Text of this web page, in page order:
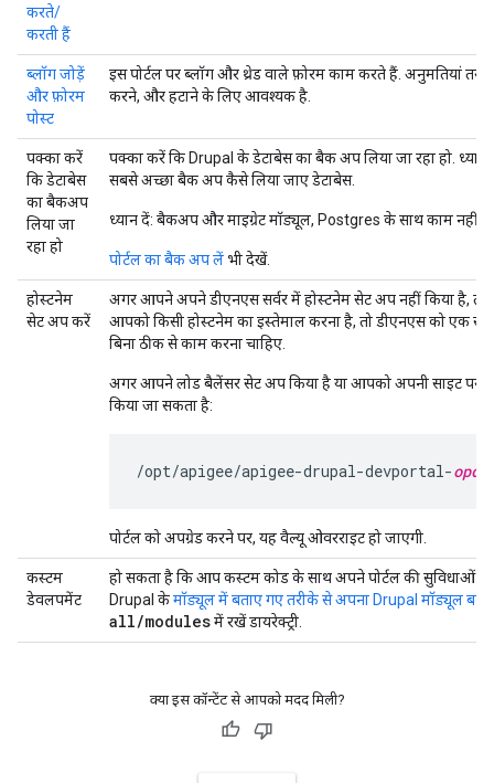
करते/
करती हैं
ब्लॉग जोड़ें
और फ़ोरम
पोस्ट
इस पोर्टल पर ब्लॉग और थ्रेड वाले फ़ोरम काम करते हैं. अनुमतियां
करने, और हटाने के लिए आवश्यक है.
पक्का करें
कि डेटाबेस
का बैकअप
लिया जा
रहा हो
पक्का करें कि Drupal के डेटाबेस का बैक अप लिया जा रहा हो.
सबसे अच्छा बैक अप कैसे लिया जाए डेटाबेस.
ध्यान दें: बैकअप और माइग्रेट मॉड्यूल, Postgres के साथ काम नहीं
पोर्टल का बैक अप लें भी देखें.
होस्टनेम
सेट अप करें
अगर आपने अपने डीएनएस सर्वर में होस्टनेम सेट अप नहीं किया है,
आपको किसी होस्टनेम का इस्तेमाल करना है, तो डीएनएस को एक
बिना ठीक से काम करना चाहिए.
अगर आपने लोड बैलेंसर सेट अप किया है या आपको अपनी साइट पर
किया जा सकता है:
/opt/apigee/apigee-drupal-devportal-
पोर्टल को अपग्रेड करने पर, यह वैल्यू ओवरराइट हो जाएगी.
कस्टम
डेवलपमेंट
हो सकता है कि आप कस्टम कोड के साथ अपने पोर्टल की सुविधाओं
Drupal केमॉड्यूल में बताए गए तरीके से अपना Drupal मॉड्यूल
all/modulesमें रखें डायरेक्ट्री.
क्या इस कॉन्टेंट से आपको मदद मिली?